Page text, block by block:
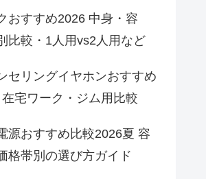
おすすめ2026 中身・容
比較・1人用vs2人用など
セリングイヤホンおすすめ
宅ワーク・ジム用比較
源おすすめ比較2026夏 容
格帯別の選び方ガイド